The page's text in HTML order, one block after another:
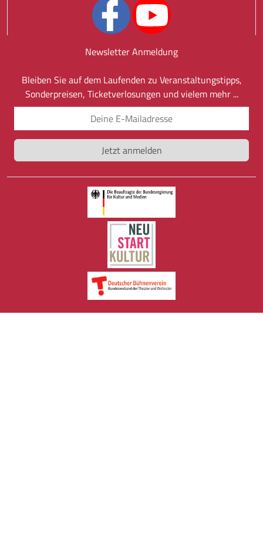
Newsletter Anmeldung
Bleiben Sie auf dem Laufenden zu Veranstaltungstipps,
Sonderpreisen, Ticketverlosungen und vielem mehr ...